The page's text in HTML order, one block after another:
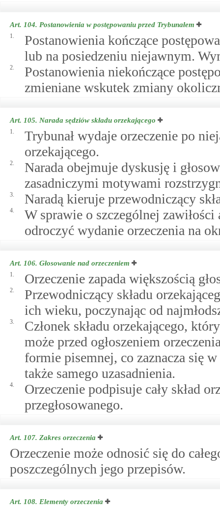
Art. 104. Postanowienia w postępowaniu przed Trybunałem
1.
Postanowienia kończące
lub na posiedzeniu niejawnym.
2.
Postanowienia niekończące
zmieniane wskutek zmiany
Art. 105. Narada sędziów składu orzekającego
1.
Trybunał wydaje orzeczenie po
orzekającego.
2.
Narada obejmuje dyskusję i
zasadniczymi motywami
3. Naradą kieruje przewodniczący
4.
W sprawie o szczególnej
odroczyć wydanie orzeczenia na
Art. 106. Głosowanie nad orzeczeniem
1. Orzeczenie zapada większością
2.
Przewodniczący składu
ich wieku, poczynając od
3.
Członek składu orzekającego,
może przed ogłoszeniem
formie pisemnej, co zaznacza się
także samego uzasadnienia.
4.
Orzeczenie podpisuje cały skład
przegłosowanego.
Art. 107. Zakres orzeczenia
Orzeczenie może odnosić się do
poszczególnych jego przepisów.
Art. 108. Elementy orzeczenia